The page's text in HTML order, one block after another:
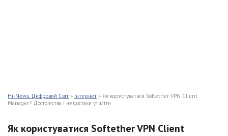
Hi-News: Цифровий Світ » Інтернет » Як користуватися Softether VPN Client
Manager? Достоїнства і недостаки утиліти
Як користуватися Softether VPN Client